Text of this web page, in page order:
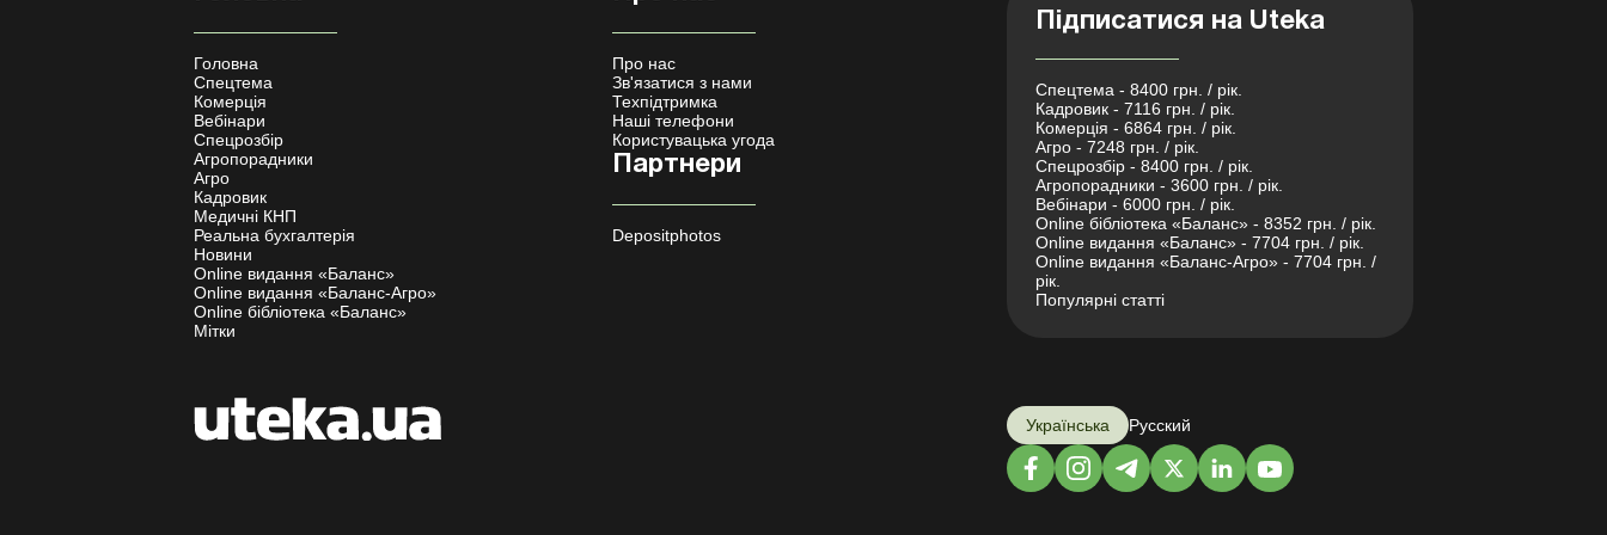
Головна
Спецтема
Комерція
Вебінари
Спецрозбір
Агропорадники
Агро
Кадровик
Медичні КНП
Реальна бухгалтерія
Новини
Online видання «Баланс»
Online видання «Баланс-Агро»
Online бібліотека «Баланс»
Мітки
Про нас
Зв'язатися з нами
Техпідтримка
Наші телефони
Користувацька угода
Партнери
Depositphotos
Підписатися на Uteka
Спецтема - 8400 грн. / рік.
Кадровик - 7116 грн. / рік.
Комерція - 6864 грн. / рік.
Агро - 7248 грн. / рік.
Спецрозбір - 8400 грн. / рік.
Агропорадники - 3600 грн. / рік.
Вебінари - 6000 грн. / рік.
Online бібліотека «Баланс» - 8352 грн. / рік.
Online видання «Баланс» - 7704 грн. / рік.
Online видання «Баланс-Агро» - 7704 грн. /
рік.
Популярні статті
Українська Русский